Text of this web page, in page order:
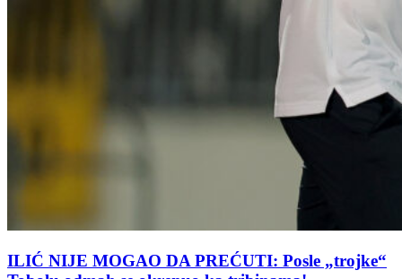
ILIĆ NIJE MOGAO DA PREĆUTI: Posle „trojke“